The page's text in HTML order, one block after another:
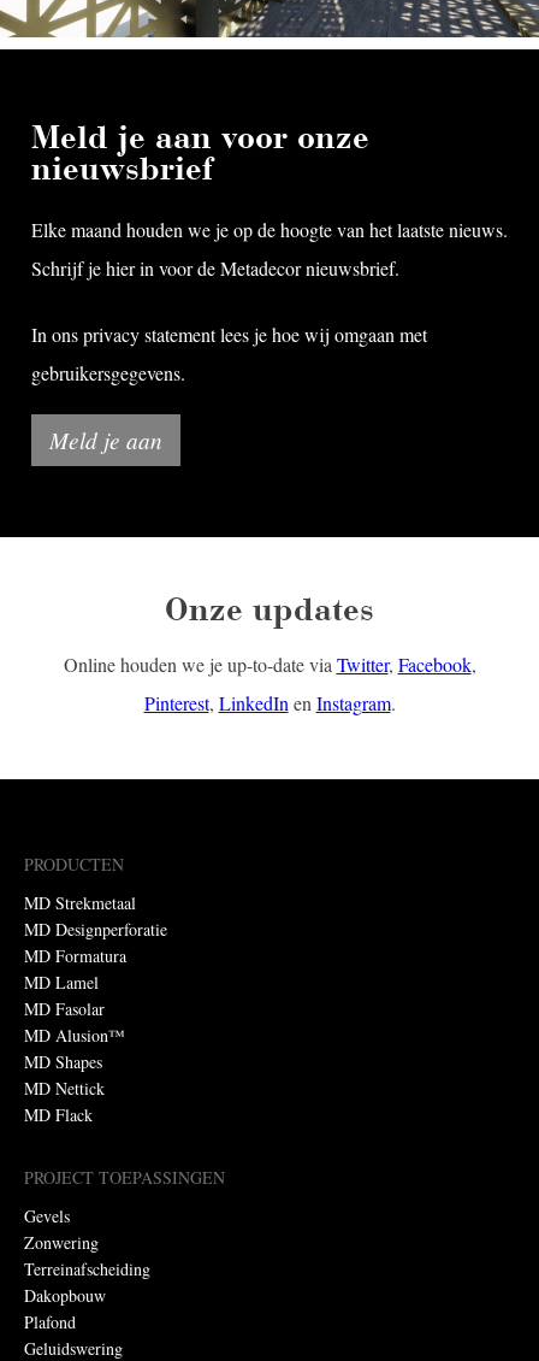
Meld je aan voor onze
nieuwsbrief
Elke maand houden we je op de hoogte van het laatste nieuws.
Schrijf je hier in voor de Metadecor nieuwsbrief.
In onsprivacy statementlees je hoe wij omgaan met
gebruikersgegevens.
Meld je aan
Onze updates
Online houden we je up-to-date via Twitter, Facebook,
Pinterest, LinkedIn en Instagram.
PRODUCTEN
MD Strekmetaal
MD Designperforatie
MD Formatura
MD Lamel
MD Fasolar
MD Alusion™
MD Shapes
MD Nettick
MD Flack
PROJECT TOEPASSINGEN
Gevels
Zonwering
Terreinafscheiding
Dakopbouw
Plafond
Geluidswering